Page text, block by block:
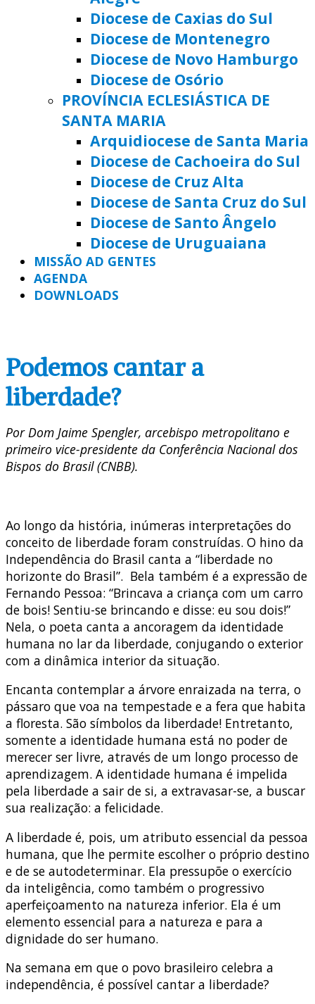
Diocese de Caxias do Sul
Diocese de Montenegro
Diocese de Novo Hamburgo
Diocese de Osório
PROVÍNCIA ECLESIÁSTICA DE
SANTA MARIA
Arquidiocese de Santa Maria
Diocese de Cachoeira do Sul
Diocese de Cruz Alta
Diocese de Santa Cruz do Sul
Diocese de Santo Ângelo
Diocese de Uruguaiana
MISSÃO AD GENTES
AGENDA
DOWNLOADS
Podemos cantar a
liberdade?
Por Dom Jaime Spengler, arcebispo metropolitano e
primeiro vice-presidente da Conferência Nacional dos
Bispos do Brasil (CNBB).
Ao longo da história, inúmeras interpretações do
conceito de liberdade foram construídas. O hino da
Independência do Brasil canta a “liberdade no
horizonte do Brasil”. Bela também é a expressão de
Fernando Pessoa: “Brincava a criança com um carro
de bois! Sentiu-se brincando e disse: eu sou dois!”
Nela, o poeta canta a ancoragem da identidade
humana no lar da liberdade, conjugando o exterior
com a dinâmica interior da situação.
Encanta contemplar a árvore enraizada na terra, o
pássaro que voa na tempestade e a fera que habita
a floresta. São símbolos da liberdade! Entretanto,
somente a identidade humana está no poder de
merecer ser livre, através de um longo processo de
aprendizagem. A identidade humana é impelida
pela liberdade a sair de si, a extravasar-se, a buscar
sua realização: a felicidade.
A liberdade é, pois, um atributo essencial da pessoa
humana, que lhe permite escolher o próprio destino
e de se autodeterminar. Ela pressupõe o exercício
da inteligência, como também o progressivo
aperfeiçoamento na natureza inferior. Ela é um
elemento essencial para a natureza e para a
dignidade do ser humano.
Na semana em que o povo brasileiro celebra a
independência, é possível cantar a liberdade?